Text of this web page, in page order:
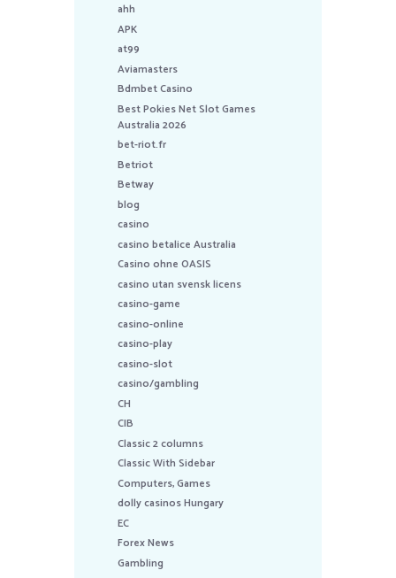
ahh
APK
at99
Aviamasters
Bdmbet Casino
Best Pokies Net Slot Games
Australia 2026
bet-riot.fr
Betriot
Betway
blog
casino
casino betalice Australia
Casino ohne OASIS
casino utan svensk licens
casino-game
casino-online
casino-play
casino-slot
casino/gambling
CH
CIB
Classic 2 columns
Classic With Sidebar
Computers, Games
dolly casinos Hungary
EC
Forex News
Gambling